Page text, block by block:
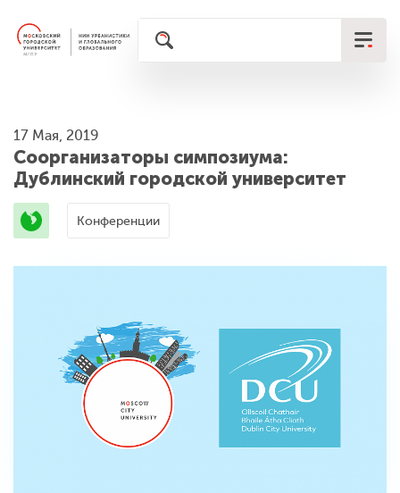
17 Мая, 2019
Соорганизаторы симпозиума:
Дублинский городской университет
Конференции